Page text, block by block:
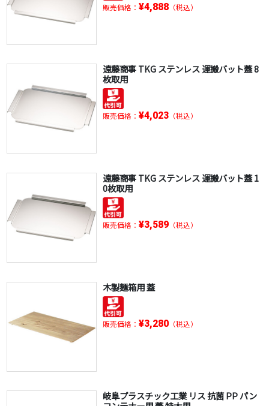
販売価格： ¥4,888（税込）
遠藤商事 TKG ステンレス 運搬バット蓋 8
枚取用
販売価格： ¥4,023（税込）
遠藤商事 TKG ステンレス 運搬バット蓋 1
0枚取用
販売価格： ¥3,589（税込）
木製麺箱用 蓋
販売価格： ¥3,280（税込）
岐阜プラスチック工業 リス 抗菌 PP パン